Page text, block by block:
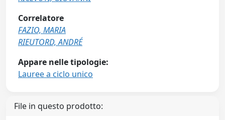
Correlatore
FAZIO, MARIA
RIEUTORD, ANDRÉ
Appare nelle tipologie:
Lauree a ciclo unico
File in questo prodotto: